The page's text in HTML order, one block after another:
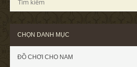
CHỌN DANH MỤC
ĐỒ CHƠI CHO NAM